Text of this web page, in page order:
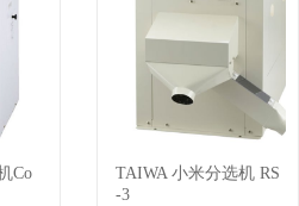
Co
查看详情
TAIWA 小米分选机 RS
-3